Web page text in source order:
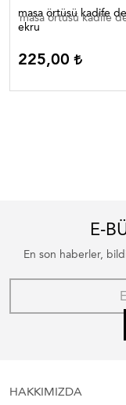
masa örtüsü kadife
ekru
masa örtüsü kadife
225,00
E-
En son haberler,
HAKKIMIZDA